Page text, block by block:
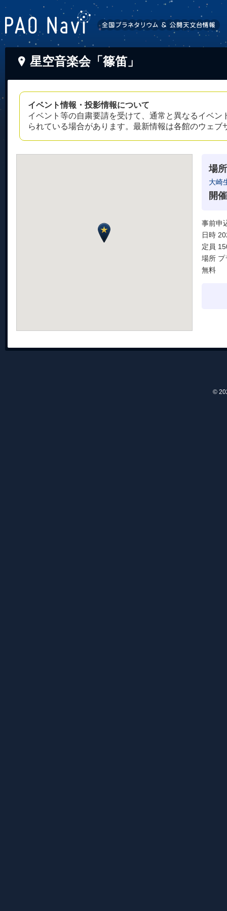
星空音楽会「篠笛」
イベント情報・投影情報について
イベント等の自粛要請を受けて、通常と異なるイベ
られている場合があります。最新情報は各館のウェ
場所
大崎
開
事前申
日時
定員
場所 プ
無料
©